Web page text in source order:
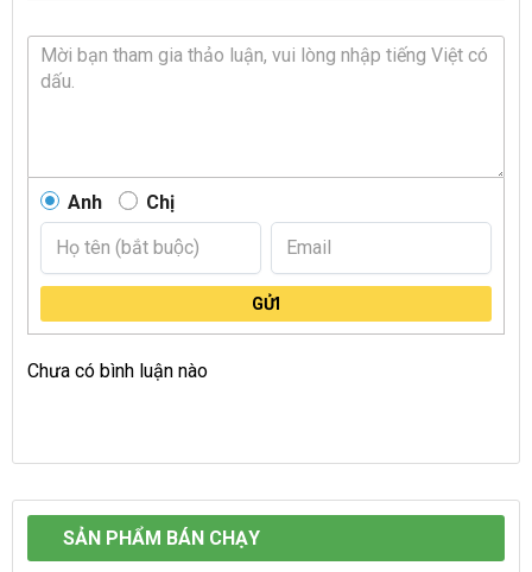
Anh Chị
GỬI
Chưa có bình luận nào
SẢN PHẨM BÁN CHẠY